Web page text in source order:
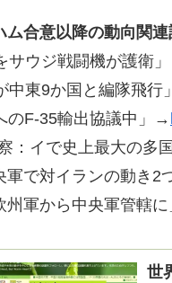
ム合意以降の動向関
サウジ戦闘機が護衛
中東9か国と編隊飛行
のF-35輸出協議中」→
察：イで史上最大の多
軍で対イランの動き2
州軍から中央軍管轄
世